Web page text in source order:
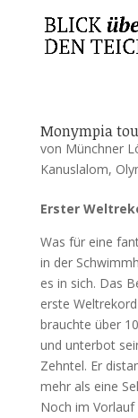
Monympia
von Münchner
Kanuslalom,
Erster
Was für eine
in der
es in sich. Das
erste
brauchte über
und unterbot
Zehntel. Er
mehr als eine
Noch im